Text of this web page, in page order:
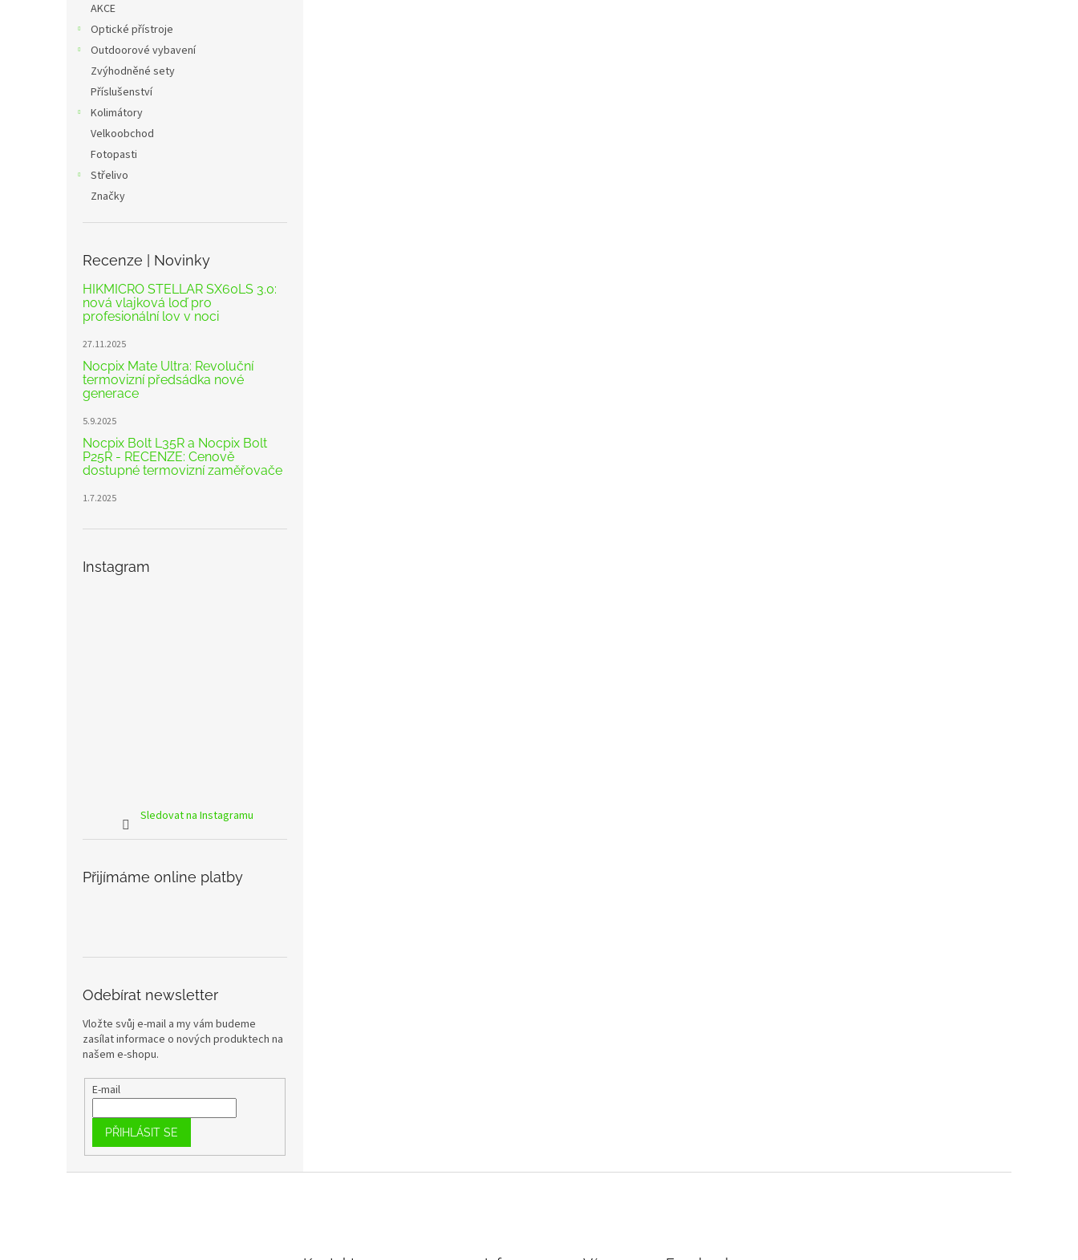
AKCE
Optické přístroje
Outdoorové vybavení
Zvýhodněné sety
Příslušenství
Kolimátory
Velkoobchod
Fotopasti
Střelivo
Značky
Recenze | Novinky
HIKMICRO STELLAR SX60LS 3.0:
nová vlajková loď pro
profesionální lov v noci
27.11.2025
Nocpix Mate Ultra: Revoluční
termovizní předsádka nové
generace
5.9.2025
Nocpix Bolt L35R a Nocpix Bolt
P25R - RECENZE: Cenově
dostupné termovizní zaměřovače
1.7.2025
Instagram
Sledovat na Instagramu
Přijímáme online platby
Odebírat newsletter
Vložte svůj e-mail a my vám budeme
zasílat informace o nových produktech na
našem e-shopu.
E-mail
PŘIHLÁSIT SE